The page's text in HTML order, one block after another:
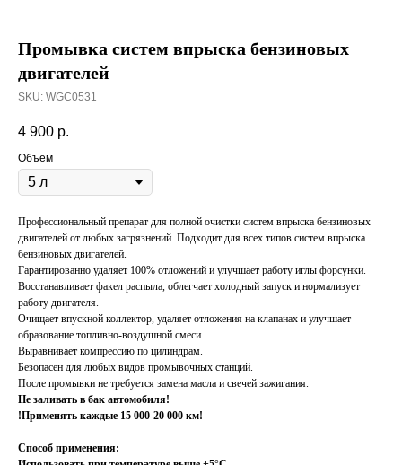
Промывка систем впрыска бензиновых
двигателей
SKU: WGC0531
4 900 р.
Объем
Профессиональный препарат для полной очистки систем впрыска бензиновых
двигателей от любых загрязнений. Подходит для всех типов систем впрыска
бензиновых двигателей.
Гарантированно удаляет 100% отложений и улучшает работу иглы форсунки.
Восстанавливает факел распыла, облегчает холодный запуск и нормализует
работу двигателя.
Очищает впускной коллектор, удаляет отложения на клапанах и улучшает
образование топливно-воздушной смеси.
Выравнивает компрессию по цилиндрам.
Безопасен для любых видов промывочных станций.
После промывки не требуется замена масла и свечей зажигания.
Не заливать в бак автомобиля!
!Применять каждые 15 000-20 000 км!
Способ применения: